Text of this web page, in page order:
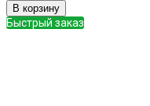
В корзину
Быстрый заказ